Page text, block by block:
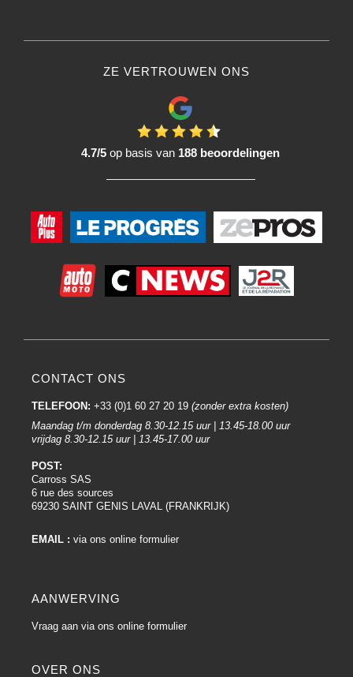
ZE VERTROUWEN ONS
4.7/5 op basis van 188 beoordelingen
CONTACT ONS
TELEFOON: +33 (0)1 60 27 20 19 (zonder extra kosten)
Maandag t/m donderdag 8.30-12.15 uur | 13.45-18.00 uur
vrijdag 8.30-12.15 uur | 13.45-17.00 uur
POST:
Carross SAS
6 rue des sources
69230 SAINT GENIS LAVAL (FRANKRIJK)
EMAIL : via ons online formulier
AANWERVING
Vraag aan via ons online formulier
OVER ONS